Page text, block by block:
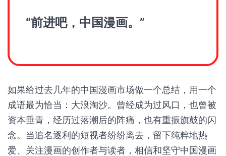
“前进吧，中国漫画。”
如果给过去几年的中国漫画市场做一个总结，用一个
成语最为恰当：大浪淘沙。曾经成为过风口，也曾被
资本垂青，经历过落潮后的阵痛，也有重振旗鼓的闪
念。当追名逐利的短视者纷纷离去，留下纯粹地热
爱、关注漫画的创作者与读者，相信和坚守中国漫画